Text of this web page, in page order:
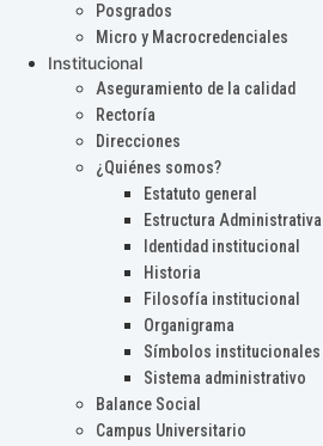
Posgrados
Micro y Macrocredenciales
Institucional
Aseguramiento de la calidad
Rectoría
Direcciones
¿Quiénes somos?
Estatuto general
Estructura Administrativa
Identidad institucional
Historia
Filosofía institucional
Organigrama
Símbolos institucionales
Sistema administrativo
Balance Social
Campus Universitario